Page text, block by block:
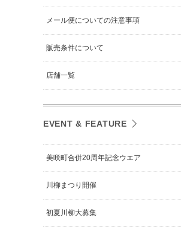
メール便についての注意事項
販売条件について
店舗一覧
EVENT & FEATURE
美咲町合併20周年記念ウエア
川柳まつり開催
初夏川柳大募集